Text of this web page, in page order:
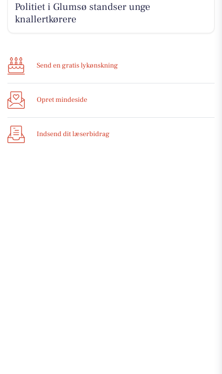
Politiet i Glumsø standser unge
knallertkørere
Send en gratis lykønskning
Opret mindeside
Indsend dit læserbidrag